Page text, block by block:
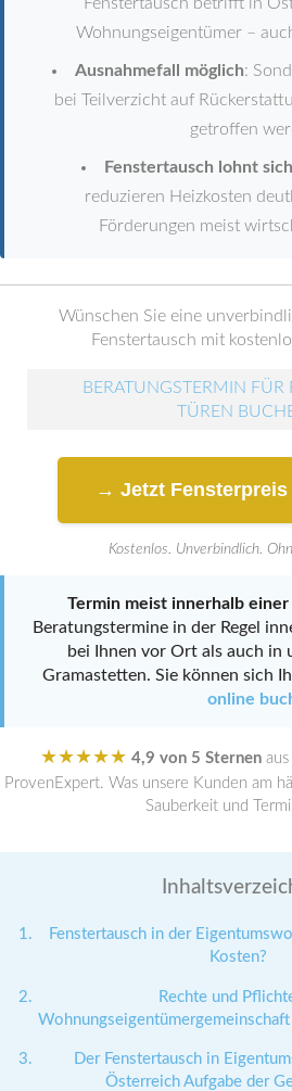
Wohnungseigentümer –
Ausnahmefall möglich:
bei Teilverzicht auf
getroffen
Fenstertausch lohnt sich
reduzieren Heizkosten
Förderungen meist
Wünschen Sie eine
Fenstertausch mit
BERATUNGSTERMIN FÜR
TÜREN
→ Jetzt Fensterpreis
Kostenlos. Unverbindlich.
Termin meist innerhalb einer
Beratungstermine in der Regel
bei Ihnen vor Ort als auch in
Gramastetten. Sie können sich
online
★★★★★ 4,9 von 5 Sternen
ProvenExpert. Was unsere Kunden am
Sauberkeit und
Fenstertausch in der
Kosten?
Rechte und
Der Fenstertausch in
Österreich Aufgabe der